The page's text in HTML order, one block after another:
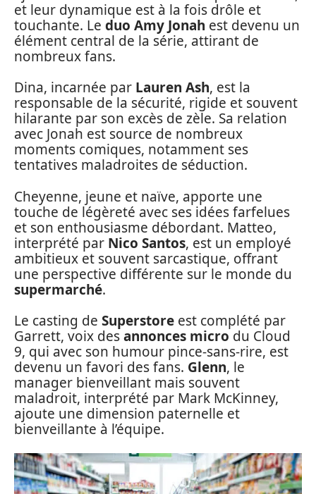
et leur dynamique est à la fois drôle et
touchante. Le duo Amy Jonah est devenu un
élément central de la série, attirant de
nombreux fans.
Dina, incarnée par Lauren Ash, est la
responsable de la sécurité, rigide et souvent
hilarante par son excès de zèle. Sa relation
avec Jonah est source de nombreux
moments comiques, notamment ses
tentatives maladroites de séduction.
Cheyenne, jeune et naïve, apporte une
touche de légèreté avec ses idées farfelues
et son enthousiasme débordant. Matteo,
interprété par Nico Santos, est un employé
ambitieux et souvent sarcastique, offrant
une perspective différente sur le monde du
supermarché.
Le casting de Superstore est complété par
Garrett, voix desannonces micro du Cloud
9, qui avec son humour pince-sans-rire, est
devenu un favori des fans. Glenn, le
manager bienveillant mais souvent
maladroit, interprété par Mark McKinney,
ajoute une dimension paternelle et
bienveillante à l’équipe.